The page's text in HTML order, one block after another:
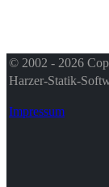
© 2002 - 2026
Harzer-Statik-
Impressum